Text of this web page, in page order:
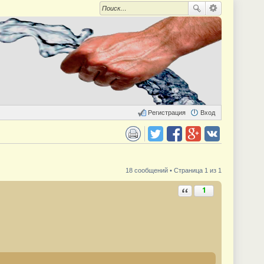
Вход
Регистрация
18 сообщений • Страница 1 из 1
Ответить с цитатой
1